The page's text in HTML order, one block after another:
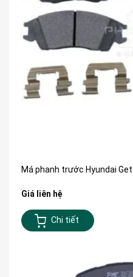
Má phanh trước Hyundai
Giá liên hệ
Chi tiết